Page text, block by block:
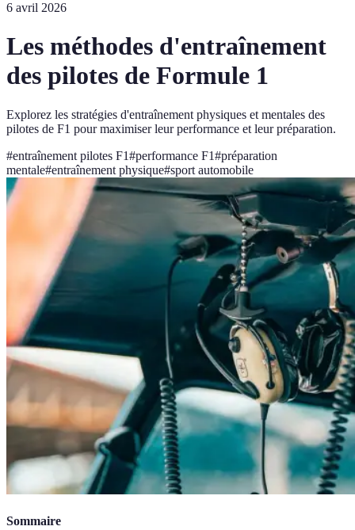
6 avril 2026
Les méthodes d'entraînement
des pilotes de Formule 1
Explorez les stratégies d'entraînement physiques et mentales des
pilotes de F1 pour maximiser leur performance et leur préparation.
#entraînement pilotes F1#performance F1#préparation
mentale#entraînement physique#sport automobile
Sommaire